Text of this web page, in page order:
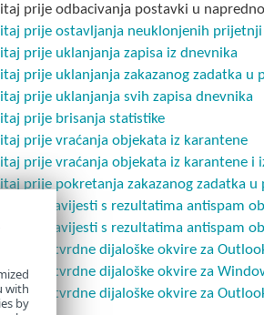
prije odbacivanja postavki u
prije ostavljanja neuklonjenih
prije uklanjanja zapisa iz dnevnika
prije uklanjanja zakazanog zadatka u
prije uklanjanja svih zapisa dnevnika
prije brisanja statistike
prije vraćanja objekata iz karantene
prije vraćanja objekata iz karantene i
prije pokretanja zakazanog zadatka u
Prikaži obavijesti s rezultatima antispam
obavijesti s rezultatima antispam
Prikaži potvrdne dijaloške okvire za
potvrdne dijaloške okvire za
potvrdne dijaloške okvire za
with
by